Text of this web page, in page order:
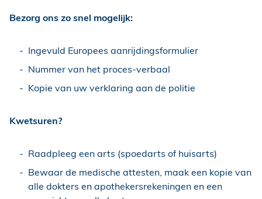
Bezorg ons zo snel mogelijk:
Ingevuld Europees aanrijdingsformulier
Nummer van het proces-verbaal
Kopie van uw verklaring aan de politie
Kwetsuren?
Raadpleeg een arts (spoedarts of huisarts)
Bewaar de medische attesten, maak een kopie van
alle dokters en apothekersrekeningen en een